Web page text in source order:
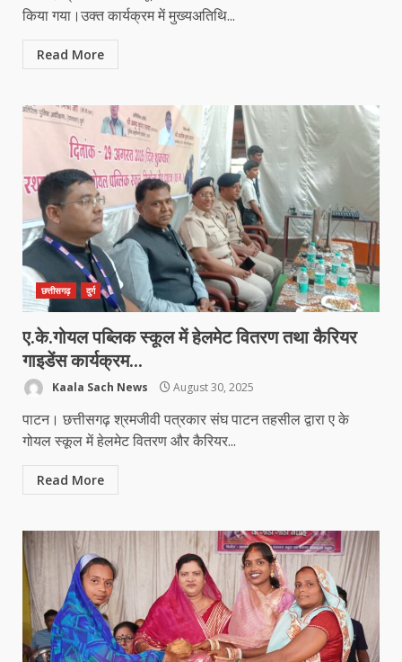
किया गया।उक्त कार्यक्रम में मुख्यअतिथि...
Read More
छत्तीसगढ़ दुर्ग
ए.के.गोयल पब्लिक स्कूल में हेलमेट वितरण तथा कैरियर
गाइडेंस कार्यक्रम…
Kaala Sach News August 30, 2025
पाटन। छत्तीसगढ़ श्रमजीवी पत्रकार संघ पाटन तहसील द्वारा ए के
गोयल स्कूल में हेलमेट वितरण और कैरियर...
Read More